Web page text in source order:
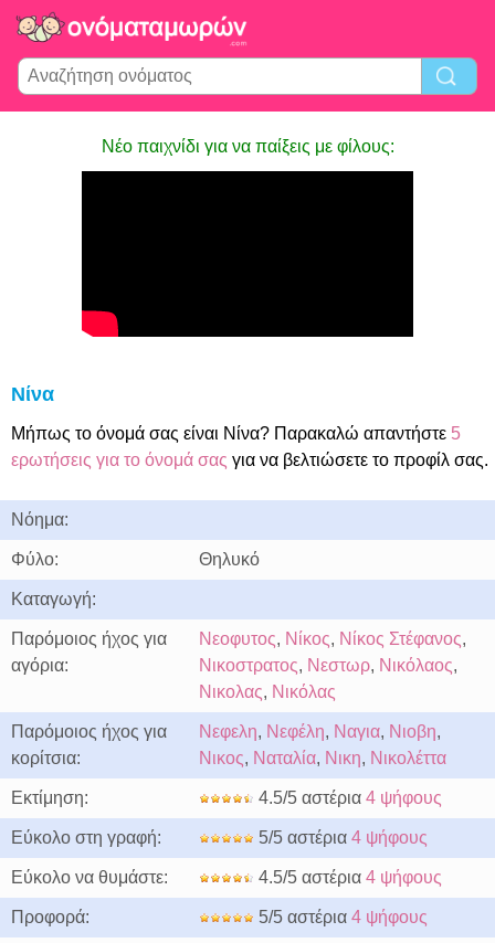
Νέο παιχνίδι για να παίξεις με φίλους:
Νίνα
Μήπως το όνομά σας είναι Νίνα? Παρακαλώ απαντήστε 5
ερωτήσεις για το όνομά σας για να βελτιώσετε το προφίλ σας.
Νόημα:
Φύλο: Θηλυκό
Καταγωγή:
Παρόμοιος ήχος για
αγόρια:
Νεοφυτος, Νίκος, Νίκος Στέφανος,
Νικοστρατος, Νεστωρ, Νικόλαος,
Νικολας, Νικόλας
Παρόμοιος ήχος για
κορίτσια:
Νεφελη, Νεφέλη, Ναγια, Νιοβη,
Νικος, Ναταλία, Νικη, Νικολέττα
Εκτίμηση: 4.5/5 αστέρια 4 ψήφους
Εύκολο στη γραφή: 5/5 αστέρια 4 ψήφους
Εύκολο να θυμάστε: 4.5/5 αστέρια 4 ψήφους
Προφορά: 5/5 αστέρια 4 ψήφους